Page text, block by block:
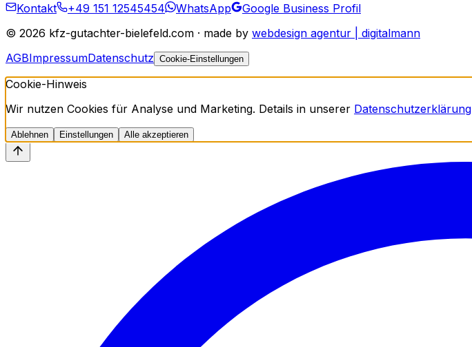
Kontakt +49 151 12545454 WhatsApp
Google Business Profil
© 2026 kfz-gutachter-bielefeld.com · made by webdesign agentur | digitalmann
AGBImpressumDatenschutz Cookie-Einstellungen
Cookie-Hinweis
Wir nutzen Cookies für Analyse und Marketing. Details in unserer Datenschutzerklärung
Ablehnen Einstellungen Alle akzeptieren